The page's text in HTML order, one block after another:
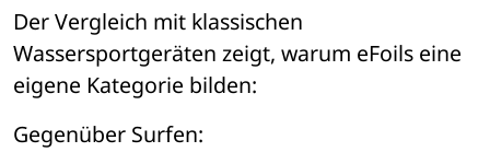
Der Vergleich mit klassischen
Wassersportgeräten zeigt, warum eFoils eine
eigene Kategorie bilden:
Gegenüber Surfen: